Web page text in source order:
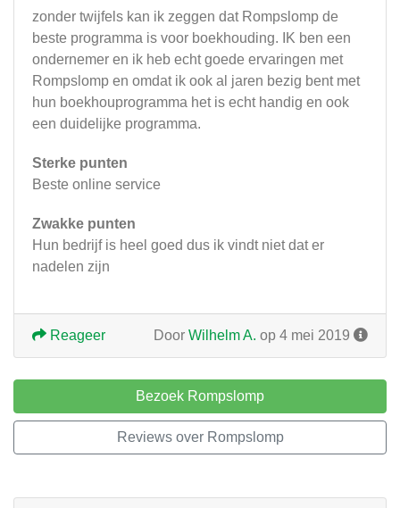
zonder twijfels kan ik zeggen dat Rompslomp de
beste programma is voor boekhouding. IK ben een
ondernemer en ik heb echt goede ervaringen met
Rompslomp en omdat ik ook al jaren bezig bent met
hun boekhouprogramma het is echt handig en ook
een duidelijke programma.
Sterke punten
Beste online service
Zwakke punten
Hun bedrijf is heel goed dus ik vindt niet dat er
nadelen zijn
Door Wilhelm A. op 4 mei 2019
Reageer
Bezoek Rompslomp
Reviews over Rompslomp